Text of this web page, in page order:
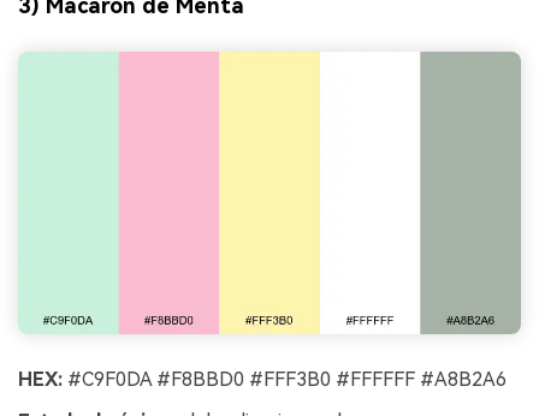
3) Macaron de Menta
HEX: #C9F0DA #F8BBD0 #FFF3B0 #FFFFFF #A8B2A6